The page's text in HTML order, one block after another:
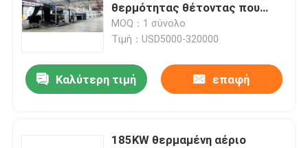
θερμότητας θέτοντας που
θερμαίνεται αυτόματο
MOQ：1 σύνολο
Τιμή：USD5000-320000
Καλύτερη τιμή επαφή
185KW θερμαμένη αέριο